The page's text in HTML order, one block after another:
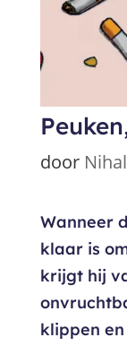
door
Wanneer
klaar is
krijgt hij
klippen